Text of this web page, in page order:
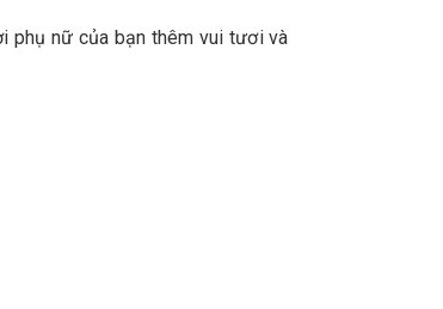
phụ nữ của bạn thêm vui tươi và